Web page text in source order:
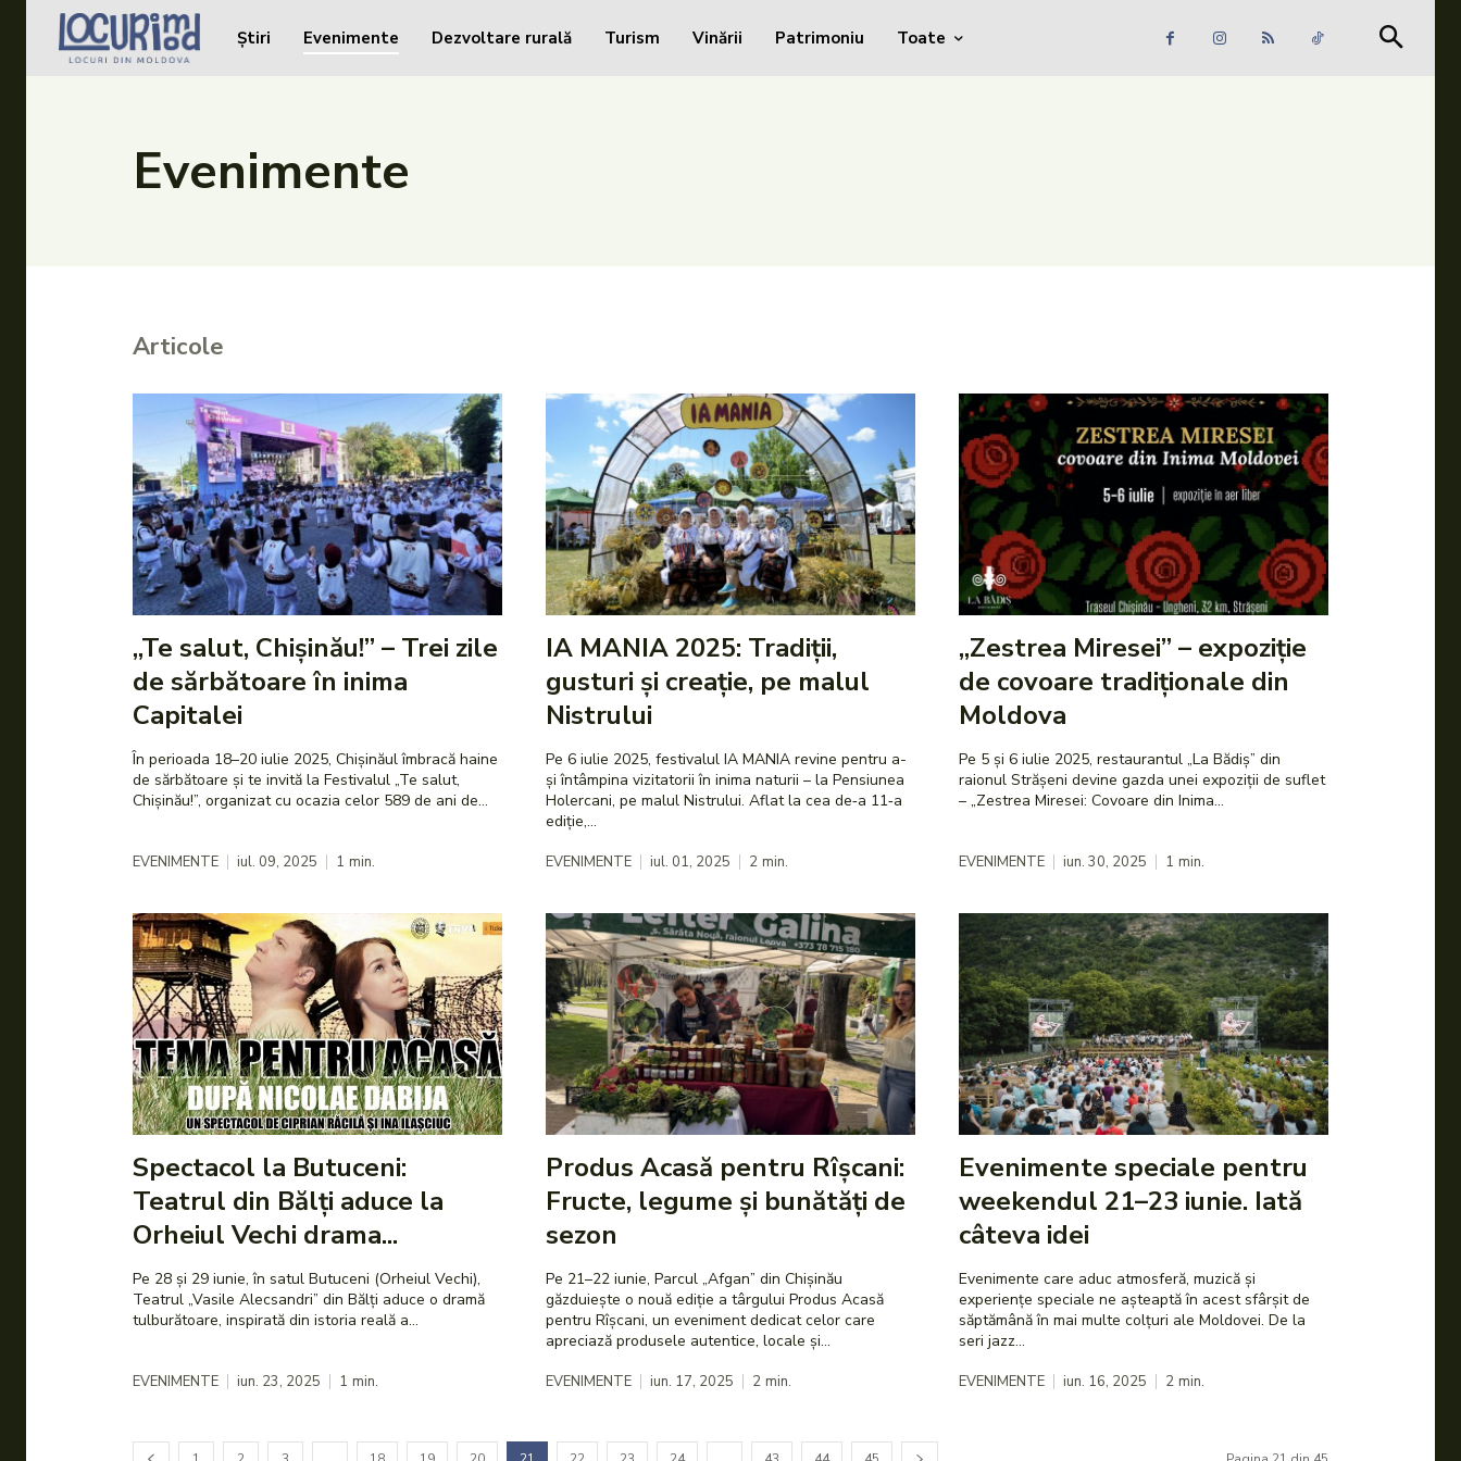
Caută în site...
Caută în site... Căutare
Evenimente
Patrimoniu
Produs Acasă
Știri Evenimente Dezvoltare rurală Turism Vinării Patrimoniu Toate
Evenimente
Articole
„Te salut, Chișinău!” – Trei zile
de sărbătoare în inima
Capitalei
În perioada 18–20 iulie 2025, Chișinăul îmbracă haine
de sărbătoare și te invită la Festivalul „Te salut,
Chișinău!”, organizat cu ocazia celor 589 de ani de...
EVENIMENTE iul. 09, 2025 1 min.
IA MANIA 2025: Tradiții,
gusturi și creație, pe malul
Nistrului
Pe 6 iulie 2025, festivalul IA MANIA revine pentru a-
și întâmpina vizitatorii în inima naturii – la Pensiunea
Holercani, pe malul Nistrului. Aflat la cea de‑a 11‑a
ediție,...
EVENIMENTE iul. 01, 2025 2 min.
„Zestrea Miresei” – expoziție
de covoare tradiționale din
Moldova
Pe 5 și 6 iulie 2025, restaurantul „La Bădiș” din
raionul Strășeni devine gazda unei expoziții de suflet
– „Zestrea Miresei: Covoare din Inima...
EVENIMENTE iun. 30, 2025 1 min.
Spectacol la Butuceni:
Teatrul din Bălți aduce la
Orheiul Vechi drama...
Pe 28 și 29 iunie, în satul Butuceni (Orheiul Vechi),
Teatrul „Vasile Alecsandri” din Bălți aduce o dramă
tulburătoare, inspirată din istoria reală a...
EVENIMENTE iun. 23, 2025 1 min.
Produs Acasă pentru Rîșcani:
Fructe, legume și bunătăți de
sezon
Pe 21–22 iunie, Parcul „Afgan” din Chișinău
găzduiește o nouă ediție a târgului Produs Acasă
pentru Rîșcani, un eveniment dedicat celor care
apreciază produsele autentice, locale și...
EVENIMENTE iun. 17, 2025 2 min.
Evenimente speciale pentru
weekendul 21–23 iunie. Iată
câteva idei
Evenimente care aduc atmosferă, muzică și
experiențe speciale ne așteaptă în acest sfârșit de
săptămână în mai multe colțuri ale Moldovei. De la
seri jazz...
EVENIMENTE iun. 16, 2025 2 min.